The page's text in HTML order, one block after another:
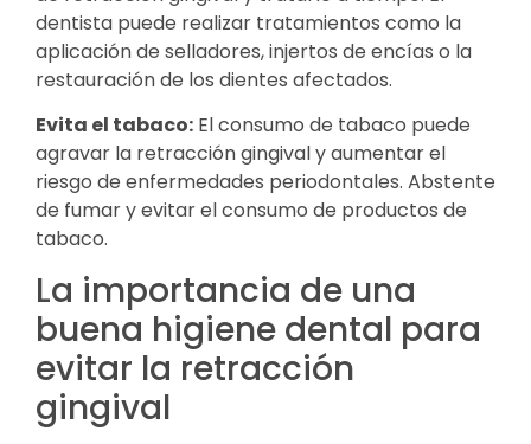
dentista puede realizar tratamientos como la
aplicación de selladores, injertos de encías o la
restauración de los dientes afectados.
Evita el tabaco: El consumo de tabaco puede
agravar la retracción gingival y aumentar el
riesgo de enfermedades periodontales. Abstente
de fumar y evitar el consumo de productos de
tabaco.
La importancia de una
buena higiene dental para
evitar la retracción
gingival